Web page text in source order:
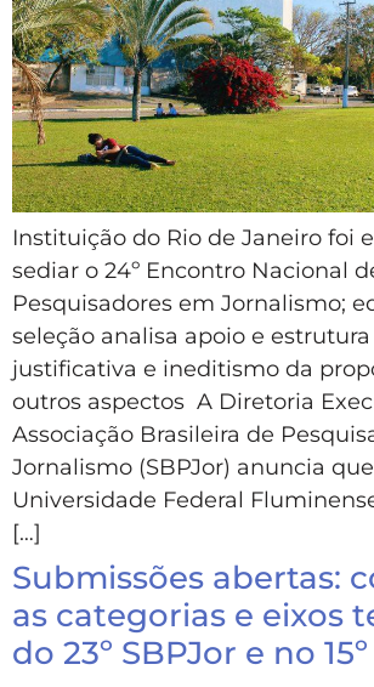
Instituição do Rio de Janeiro foi
sediar o 24º Encontro Nacional
Pesquisadores em Jornalismo;
seleção analisa apoio e estrutura
justificativa e ineditismo da
outros aspectos A Diretoria
Associação Brasileira de
Jornalismo (SBPJor) anuncia
Universidade Federal
[…]
Submissões abertas:
as categorias e eixos
do 23º SBPJor e no